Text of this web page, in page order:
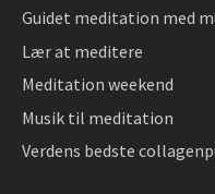
Guidet meditation med
Lær at meditere
Meditation weekend
Musik til meditation
Verdens bedste